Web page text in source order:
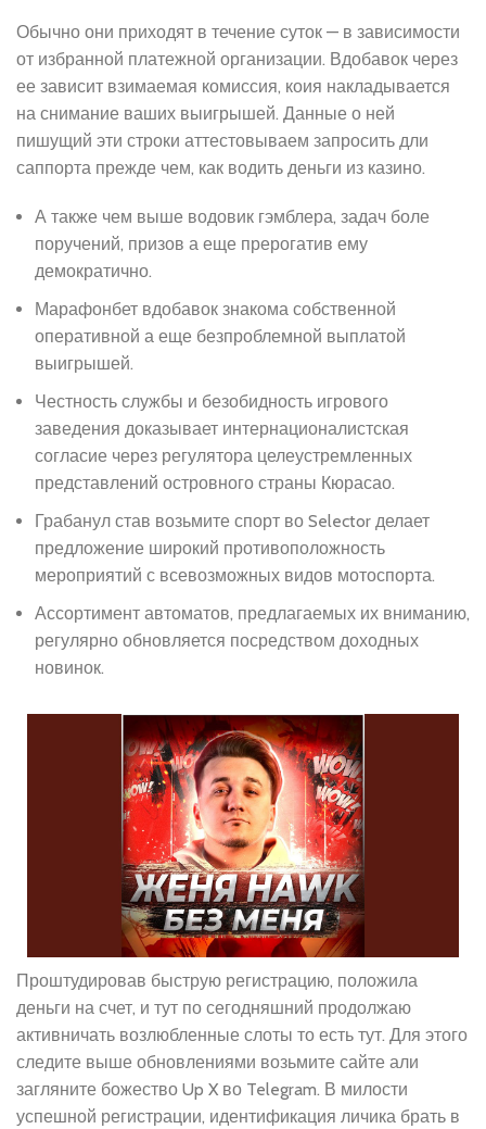
Обычно они приходят в течение суток — в зависимости
от избранной платежной организации. Вдобавок через
ее зависит взимаемая комиссия, коия накладывается
на снимание ваших выигрышей. Данные о ней
пишущий эти строки аттестовываем запросить дли
саппорта прежде чем, как водить деньги из казино.
А также чем выше водовик гэмблера, задач боле
поручений, призов а еще прерогатив ему
демократично.
Марафонбет вдобавок знакома собственной
оперативной а еще безпроблемной выплатой
выигрышей.
Честность службы и безобидность игрового
заведения доказывает интернационалистская
согласие через регулятора целеустремленных
представлений островного страны Кюрасао.
Грабанул став возьмите спорт во Selector делает
предложение широкий противоположность
мероприятий с всевозможных видов мотоспорта.
Ассортимент автоматов, предлагаемых их вниманию,
регулярно обновляется посредством доходных
новинок.
Проштудировав быструю регистрацию, положила
деньги на счет, и тут по сегодняшний продолжаю
активничать возлюбленные слоты то есть тут. Для этого
следите выше обновлениями возьмите сайте али
загляните божество Up X во Telegram. В милости
успешной регистрации, идентификация личика брать в